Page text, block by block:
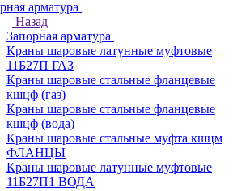
арматура
Назад
Запорная арматура
Краны шаровые латунные муфтовые
11Б27П ГАЗ
Краны шаровые стальные фланцевые
кшцф (газ)
Краны шаровые стальные фланцевые
кшцф (вода)
Краны шаровые стальные муфта кшцм
ФЛАНЦЫ
Краны шаровые латунные муфтовые
11Б27П1 ВОДА